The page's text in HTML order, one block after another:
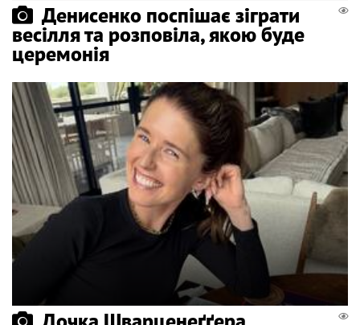
Денисенко поспішає зіграти
весілля та розповіла, якою буде
церемонія